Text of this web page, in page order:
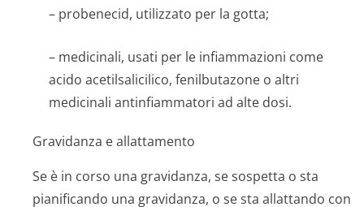
– probenecid, utilizzato per la gotta;
– medicinali, usati per le infiammazioni come
acido acetilsalicilico, fenilbutazone o altri
medicinali antinfiammatori ad alte dosi.
Gravidanza e allattamento
Se è in corso una gravidanza, se sospetta o sta
pianificando una gravidanza, o se sta allattando con